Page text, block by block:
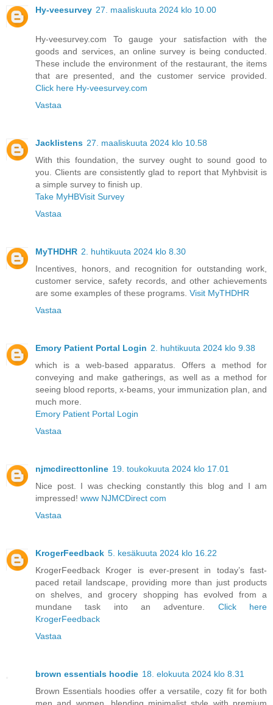
Hy-veesurvey 27. maaliskuuta 2024 klo 10.00
Hy-veesurvey.com To gauge your satisfaction with the
goods and services, an online survey is being conducted.
These include the environment of the restaurant, the items
that are presented, and the customer service provided.
Click here Hy-veesurvey.com
Vastaa
Jacklistens 27. maaliskuuta 2024 klo 10.58
With this foundation, the survey ought to sound good to
you. Clients are consistently glad to report that Myhbvisit is
a simple survey to finish up.
Take MyHBVisit Survey
Vastaa
MyTHDHR 2. huhtikuuta 2024 klo 8.30
Incentives, honors, and recognition for outstanding work,
customer service, safety records, and other achievements
are some examples of these programs. Visit MyTHDHR
Vastaa
Emory Patient Portal Login 2. huhtikuuta 2024 klo 9.38
which is a web-based apparatus. Offers a method for
conveying and make gatherings, as well as a method for
seeing blood reports, x-beams, your immunization plan, and
much more.
Emory Patient Portal Login
Vastaa
njmcdirecttonline 19. toukokuuta 2024 klo 17.01
Nice post. I was checking constantly this blog and I am
impressed! www NJMCDirect com
Vastaa
KrogerFeedback 5. kesäkuuta 2024 klo 16.22
KrogerFeedback Kroger is ever-present in today’s fast-
paced retail landscape, providing more than just products
on shelves, and grocery shopping has evolved from a
mundane task into an adventure. Click here
KrogerFeedback
Vastaa
brown essentials hoodie 18. elokuuta 2024 klo 8.31
Brown Essentials hoodies offer a versatile, cozy fit for both
men and women, blending minimalist style with premium